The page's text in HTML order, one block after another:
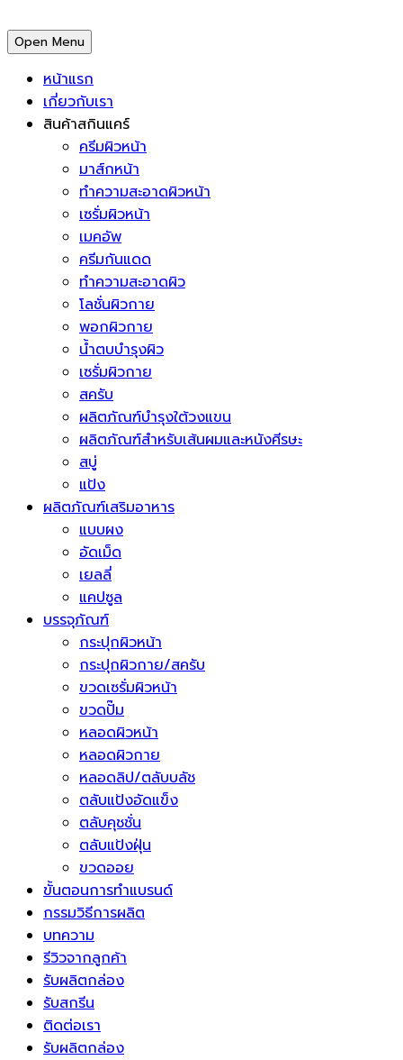
Open Menu
หน้าแรก
เกี่ยวกับเรา
สินค้าสกินแคร์
ครีมผิวหน้า
มาส์กหน้า
ทำความสะอาดผิวหน้า
เซรั่มผิวหน้า
เมคอัพ
ครีมกันแดด
ทำความสะอาดผิว
โลชั่นผิวกาย
พอกผิวกาย
น้ำตบบำรุงผิว
เซรั่มผิวกาย
สครับ
ผลิตภัณฑ์บำรุงใต้วงแขน
ผลิตภัณฑ์สำหรับเส้นผมและหนังศีรษะ
สบู่
แป้ง
ผลิตภัณฑ์เสริมอาหาร
แบบผง
อัดเม็ด
เยลลี่
แคปซูล
บรรจุภัณฑ์
กระปุกผิวหน้า
กระปุกผิวกาย/สครับ
ขวดเซรั่มผิวหน้า
ขวดปั๊ม
หลอดผิวหน้า
หลอดผิวกาย
หลอดลิป/ตลับบลัช
ตลับแป้งอัดแข็ง
ตลับคุชชั่น
ตลับแป้งฝุ่น
ขวดออย
ขั้นตอนการทำแบรนด์
กรรมวิธีการผลิต
บทความ
รีวิวจากลูกค้า
รับผลิตกล่อง
รับสกรีน
ติดต่อเรา
รับผลิตกล่อง